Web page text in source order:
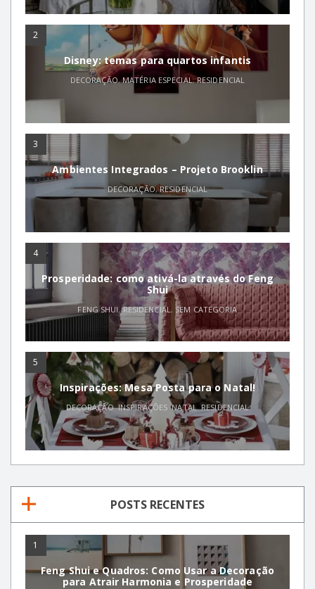
2
Disney: temas para quartos infantis
DECORAÇÃO,MATÉRIA ESPECIAL,RESIDENCIAL
3
Ambientes Integrados – Projeto Brooklin
DECORAÇÃO,RESIDENCIAL
4
Prosperidade: como ativá-la através do Feng
Shui
FENG SHUI,RESIDENCIAL ,SEM CATEGORIA
5
Inspirações: Mesa Posta para o Natal!
DECORAÇÃO,INSPIRAÇÕES ,NATAL,RESIDENCIAL
POSTS RECENTES
1
Feng Shui e Quadros: Como Usar a Decoração
para Atrair Harmonia e Prosperidade